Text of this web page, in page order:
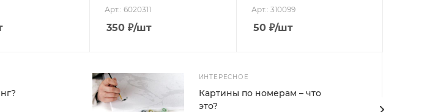
Арт.: 6020311
350 ₽/шт
Арт.: 310099
50₽/шт
ИНТЕРЕСНОЕ
Картины по номерам – что
это?